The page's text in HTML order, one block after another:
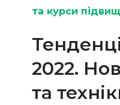
та курси
2022.
та